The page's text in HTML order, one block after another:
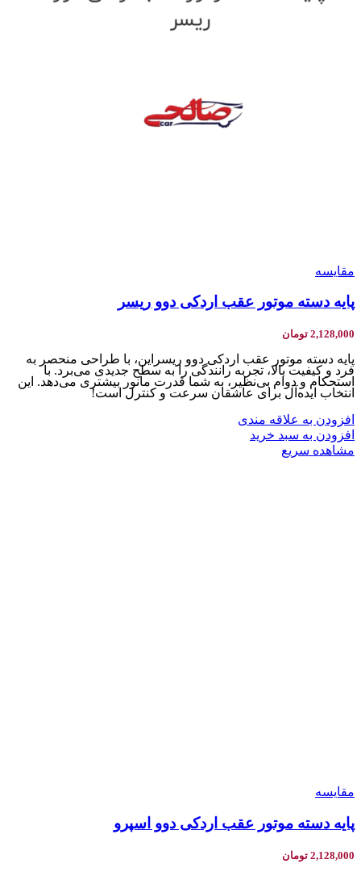
مقایسه
پایه دسته موتور عقب اردکی دوو ریسر
2,128,000 تومان
پایه دسته موتور عقب اردکی دوو ریسراین، با طراحی منحصر به
فرد و کیفیت بالا، تجربه رانندگی را به سطح جدیدی می‌برد. با
استحکام و دوام بی‌نظیر، به شما قدرت مانور بیشتری می‌دهد. این
انتخاب ایده‌آل برای عاشقان سرعت و کنترل است!
افزودن به علاقه مندی
افزودن به سبد خرید
مشاهده سریع
مقایسه
پایه دسته موتور عقب اردکی دوو اسپرو
2,128,000 تومان